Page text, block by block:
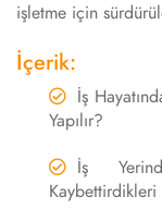
işletme için
İçerik:
İş
Yapılır?
İş
Kaybettirdikleri